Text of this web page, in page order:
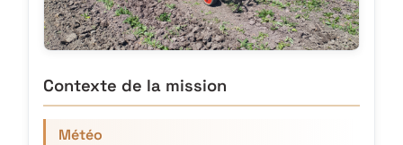
Contexte de la mission
Météo